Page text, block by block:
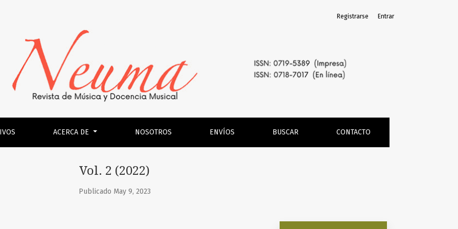
ACERCA DE NOSOTROS ENVÍOS BUSCAR CONTACTO
Registrarse Entrar
Vol. 2 (2022)
Publicado May 9, 2023